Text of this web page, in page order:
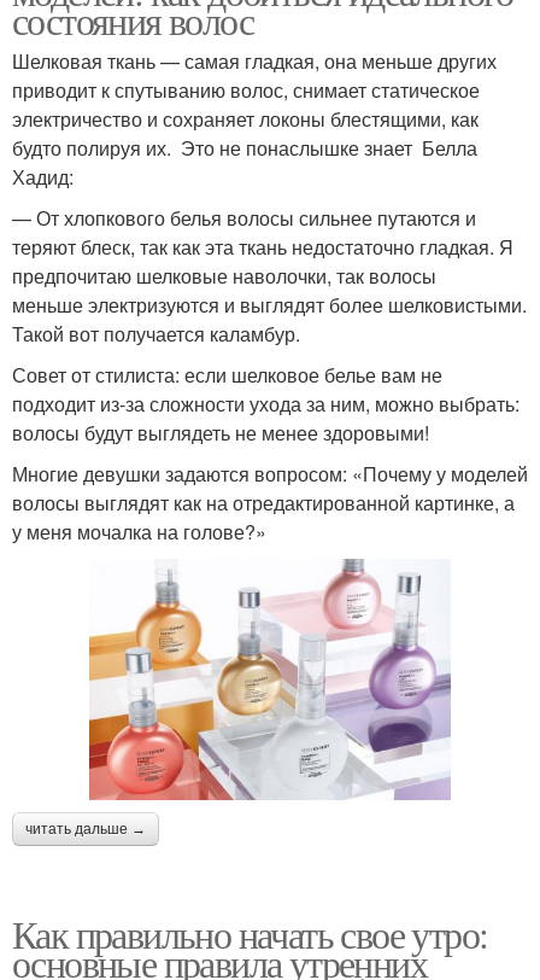
состояния волос
Шелковая ткань — самая гладкая, она меньше других
приводит к спутыванию волос, снимает статическое
электричество и сохраняет локоны блестящими, как
будто полируя их. Это не понаслышке знает Белла
Хадид:
— От хлопкового белья волосы сильнее путаются и
теряют блеск, так как эта ткань недостаточно гладкая. Я
предпочитаю шелковые наволочки, так волосы
меньше электризуются и выглядят более шелковистыми.
Такой вот получается каламбур.
Совет от стилиста: если шелковое белье вам не
подходит из-за сложности ухода за ним, можно выбрать:
волосы будут выглядеть не менее здоровыми!
Многие девушки задаются вопросом: «Почему у моделей
волосы выглядят как на отредактированной картинке, а
у меня мочалка на голове?»
читать дальше →
Как правильно начать свое утро:
основные правила утренних